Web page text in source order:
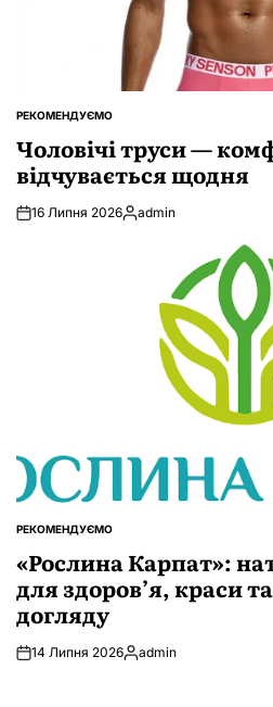
ОПУБЛІКУВАТИ
РЕКОМЕНДУЄМО
Чоловічі труси —
відчувається щодня
16 Липня 2026Опубліковано
admin
ОПУБЛІКУВАТИ
РЕКОМЕНДУЄМО
«Рослина Карпат»:
для здоров’я, краси
догляду
14 Липня 2026Опубліковано
admin